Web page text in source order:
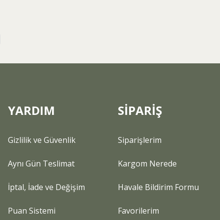
YARDIM
Gizlilik ve Güvenlik
Aynı Gün Teslimat
İptal, İade ve Değişim
Puan Sistemi
SİPARİŞ
Siparişlerim
Kargom Nerede
Havale Bildirim Formu
Favorilerim